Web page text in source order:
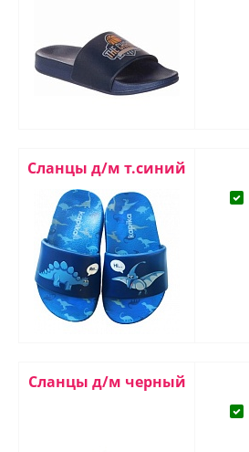
Сланцы д/м т.синий
Сланцы д/м черный